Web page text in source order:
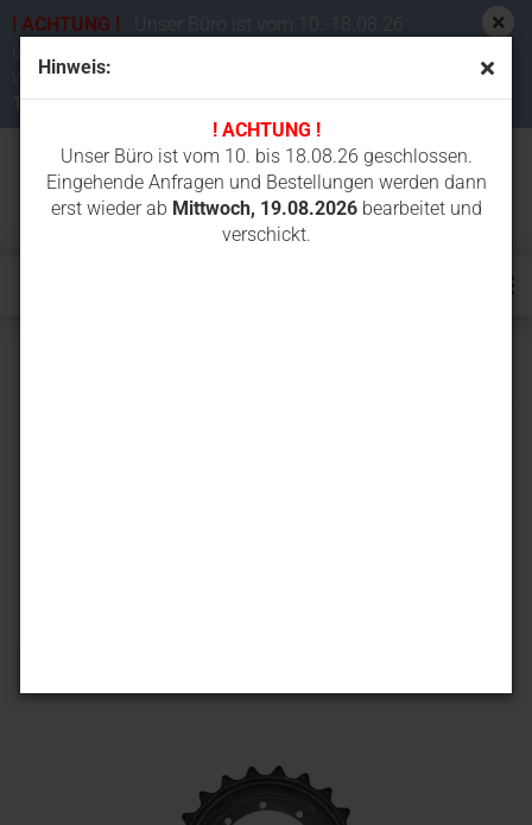
Hinweis:
! ACHTUNG !
Unser Büro ist vom 10. bis 18.08.26 geschlossen.
Eingehende Anfragen und Bestellungen werden dann
erst wieder ab Mittwoch, 19.08.2026bearbeitet und
verschickt.
! ACHTUNG !
Unser Büro ist vom 10.-18.08.26
werden dann erst wieder ab
19.08.2026bearbeitet und verschickt.